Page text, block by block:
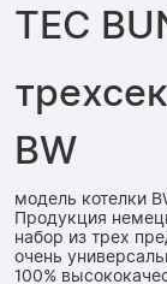
TEC
BW
модель котелки
Продукция
набор из трех
очень
100%